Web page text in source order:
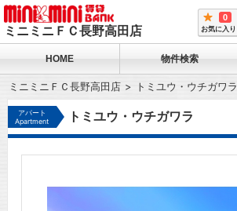
ミニミニＦＣ長野高田店
0
お気に入り
HOME 物件検索
ミニミニＦＣ長野高田店 トミユウ・ウチガワラ
アパート
Apartment
トミユウ・ウチガワラ